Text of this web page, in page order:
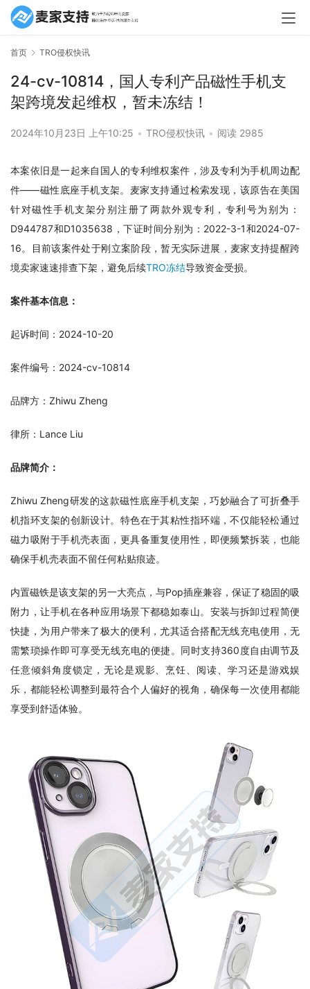
首页 TRO侵权快讯
24-cv-10814，国人专利产品磁性手机支
架跨境发起维权，暂未冻结！
2024年10月23日 上午10:25 • TRO侵权快讯 • 阅读 2985
本案依旧是一起来自国人的专利维权案件，涉及专利为手机周边配
件——磁性底座手机支架。麦家支持通过检索发现，该原告在美国
针对磁性手机支架分别注册了两款外观专利，专利号为别为：
D944787和D1035638，下证时间分别为：2022-3-1和2024-07-
16。目前该案件处于刚立案阶段，暂无实际进展，麦家支持提醒跨
境卖家速速排查下架，避免后续TRO冻结导致资金受损。
案件基本信息：
起诉时间：2024-10-20
案件编号：2024-cv-10814
品牌方：Zhiwu Zheng
律所：Lance Liu
品牌简介：
Zhiwu Zheng研发的这款磁性底座手机支架，巧妙融合了可折叠手
机指环支架的创新设计。特色在于其粘性指环端，不仅能轻松通过
磁力吸附于手机壳表面，更具备重复使用性，即便频繁拆装，也能
确保手机壳表面不留任何粘贴痕迹。
内置磁铁是该支架的另一大亮点，与Pop插座兼容，保证了稳固的吸
附力，让手机在各种应用场景下都稳如泰山。安装与拆卸过程简便
快捷，为用户带来了极大的便利，尤其适合搭配无线充电使用，无
需繁琐操作即可享受无线充电的便捷。同时支持360度自由调节及
任意倾斜角度锁定，无论是观影、烹饪、阅读、学习还是游戏娱
乐，都能轻松调整到最符合个人偏好的视角，确保每一次使用都能
享受到舒适体验。